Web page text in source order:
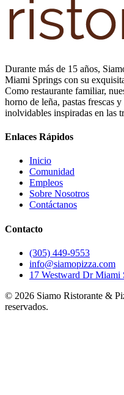
Durante más de 15 años,
Miami Springs con su
Como restaurante familiar,
horno de leña, pastas frescas
inolvidables inspiradas en las
Enlaces Rápidos
Inicio
Comunidad
Empleos
Sobre Nosotros
Contáctanos
Contacto
(305) 449-9553
info@siamopizza.com
17 Westward Dr Miami
© 2026 Siamo Ristorante &
reservados.